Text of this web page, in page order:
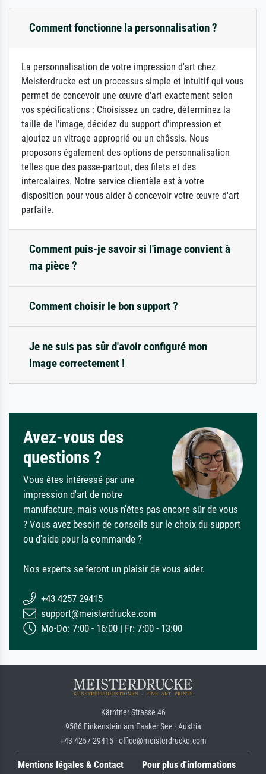
Comment fonctionne la personnalisation ?
La personnalisation de votre impression d'art chez
Meisterdrucke est un processus simple et intuitif qui vous
permet de concevoir une œuvre d'art exactement selon
vos spécifications : Choisissez un cadre, déterminez la
taille de l'image, décidez du support d'impression et
ajoutez un vitrage approprié ou un châssis. Nous
proposons également des options de personnalisation
telles que des passe-partout, des filets et des
intercalaires. Notre service clientèle est à votre
disposition pour vous aider à concevoir votre œuvre d'art
parfaite.
Comment puis-je savoir si l'image convient à
ma pièce ?
Comment choisir le bon support ?
Je ne suis pas sûr d'avoir configuré mon
image correctement !
Avez-vous des
questions ?
Vous êtes intéressé par une
impression d'art de notre
manufacture, mais vous n'êtes pas encore sûr de vous
? Vous avez besoin de conseils sur le choix du support
ou d'aide pour la commande ?
Nos experts se feront un plaisir de vous aider.
+43 4257 29415
support@meisterdrucke.com
Mo-Do: 7:00 - 16:00 | Fr: 7:00 - 13:00
Kärntner Strasse 46
9586 Finkenstein am Faaker See · Austria
+43 4257 29415 · office@meisterdrucke.com
Mentions légales & Contact Pour plus d'informations